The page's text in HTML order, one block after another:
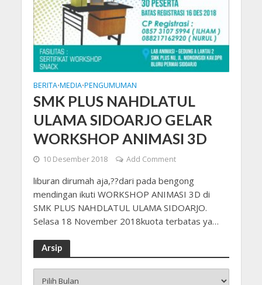
BERITA•MEDIA•PENGUMUMAN
SMK PLUS NAHDLATUL
ULAMA SIDOARJO GELAR
WORKSHOP ANIMASI 3D
10 Desember 2018 Add Comment
liburan dirumah aja,??dari pada bengong
mendingan ikuti WORKSHOP ANIMASI 3D di
SMK PLUS NAHDLATUL ULAMA SIDOARJO.
Selasa 18 November 2018kuota terbatas ya…
Arsip